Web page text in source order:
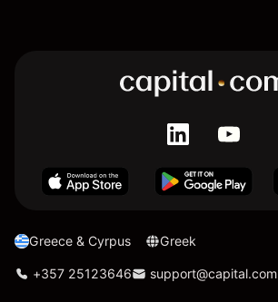
Greece & Cyrpus Greek
+357 25123646 support@capital.com